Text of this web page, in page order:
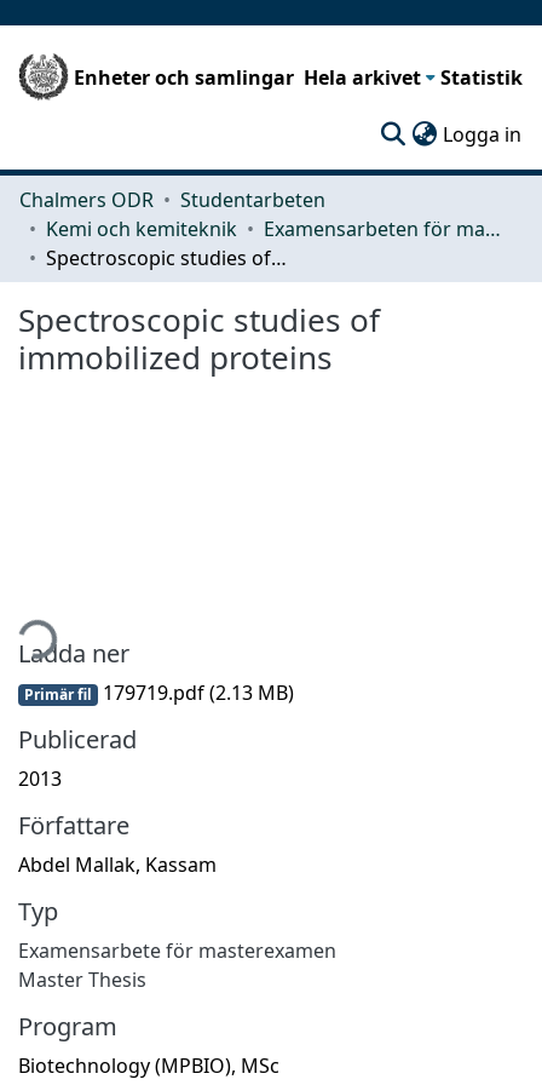
Enheter och samlingar Hela arkivet Statistik
Logga in
Chalmers ODR
Studentarbeten
Kemi och kemiteknik
Examensarbeten för masterexamen
Spectroscopic studies of immobilized proteins
Spectroscopic studies of
immobilized proteins
Ladda ner
Primär fil 179719.pdf(2.13 MB)
Publicerad
2013
Författare
Abdel Mallak, Kassam
Typ
Examensarbete för masterexamen
Master Thesis
Program
Biotechnology (MPBIO), MSc